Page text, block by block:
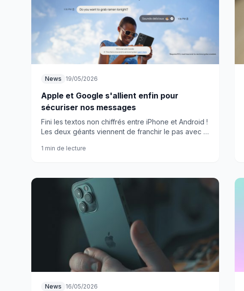
News 19/05/2026
Apple et Google s'allient enfin pour
sécuriser nos messages
Fini les textos non chiffrés entre iPhone et Android !
Les deux géants viennent de franchir le pas avec le
1 min de lecture
News 16/05/2026